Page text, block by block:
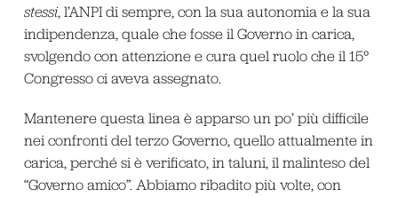
stessi, l’ANPI di sempre, con la sua autonomia e la sua
indipendenza, quale che fosse il Governo in carica,
svolgendo con attenzione e cura quel ruolo che il 15°
Congresso ci aveva assegnato.
Mantenere questa linea è apparso un po’ più difficile
nei confronti del terzo Governo, quello attualmente in
carica, perché si è verificato, in taluni, il malinteso del
“Governo amico”. Abbiamo ribadito più volte, con